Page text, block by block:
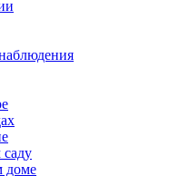
саду
доме